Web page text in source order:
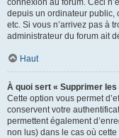
connexion au forum. Ceci
depuis un ordinateur public,
etc. Si vous n’arrivez pas à
administrateur du forum ait
Haut
À quoi sert « Supprimer
Cette option vous permet
conservent votre
permettent également
non lus) dans le cas où